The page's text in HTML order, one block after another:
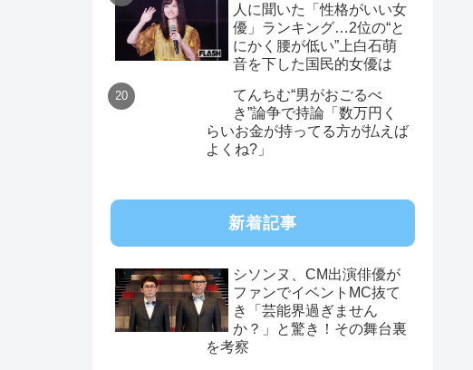
人に聞いた「性格がいい女
優」ランキング…2位の“と
にかく腰が低い”上白石萌
音を下した国民的女優は
てんちむ“男がおごるべ
き”論争で持論「数万円く
らいお金が持ってる方が払えば
よくね?」
新着記事
シソンヌ、CM出演俳優が
ファンでイベントMC抜て
き「芸能界過ぎません
か？」と驚き！その舞台裏
を考察